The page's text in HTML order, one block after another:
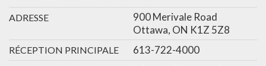
ADRESSE
900 Merivale Road
Ottawa, ON K1Z 5Z8
RÉCEPTION PRINCIPALE 613-722-4000